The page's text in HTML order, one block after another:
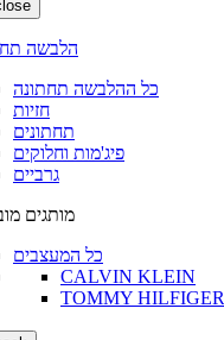
הלבשה
כל ההלבשה תחתונה
חזיות
תחתונים
פיג'מות וחלוקים
גרביים
מותגים
כל המעצבים
CALVIN KLEIN
TOMMY HILFIGER